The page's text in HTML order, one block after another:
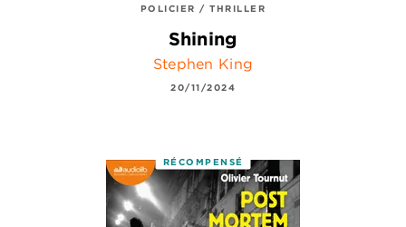
POLICIER / THRILLER
Shining
Stephen King
20/11/2024
RÉCOMPENSÉ